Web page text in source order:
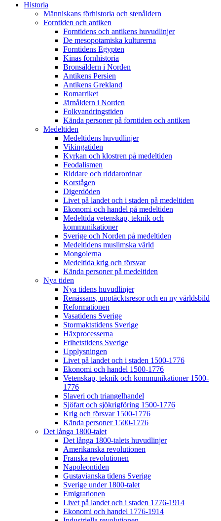
Historia
Människans förhistoria och stenåldern
Forntiden och antiken
Forntidens och antikens huvudlinjer
De mesopotamiska kulturerna
Forntidens Egypten
Kinas fornhistoria
Bronsåldern i Norden
Antikens Persien
Antikens Grekland
Romarriket
Järnåldern i Norden
Folkvandringstiden
Kända personer på forntiden och antiken
Medeltiden
Medeltidens huvudlinjer
Vikingatiden
Kyrkan och klostren på medeltiden
Feodalismen
Riddare och riddarordnar
Korstågen
Digerdöden
Livet på landet och i staden på medeltiden
Ekonomi och handel på medeltiden
Medeltida vetenskap, teknik och
kommunikationer
Sverige och Norden på medeltiden
Medeltidens muslimska värld
Mongolerna
Medeltida krig och försvar
Kända personer på medeltiden
Nya tiden
Nya tidens huvudlinjer
Renässans, upptäcktsresor och en ny världsbild
Reformationen
Vasatidens Sverige
Stormaktstidens Sverige
Häxprocesserna
Frihetstidens Sverige
Upplysningen
Livet på landet och i staden 1500-1776
Ekonomi och handel 1500-1776
Vetenskap, teknik och kommunikationer 1500-
1776
Slaveri och triangelhandel
Sjöfart och sjökrigföring 1500-1776
Krig och försvar 1500-1776
Kända personer 1500-1776
Det långa 1800-talet
Det långa 1800-talets huvudlinjer
Amerikanska revolutionen
Franska revolutionen
Napoleontiden
Gustavianska tidens Sverige
Sverige under 1800-talet
Emigrationen
Livet på landet och i staden 1776-1914
Ekonomi och handel 1776-1914